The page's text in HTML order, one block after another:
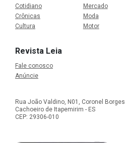
Cotidiano
Crônicas
Cultura
Mercado
Moda
Motor
Revista Leia
Fale conosco
Anúncie
Rua João Valdino, N01, Coronel Borges
Cachoeiro de Itapemirim - ES
CEP: 29306-010